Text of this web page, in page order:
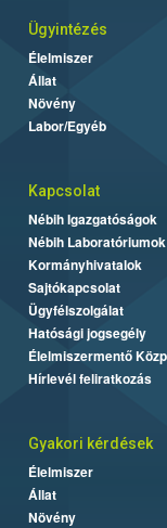
Ügyintézés
Élelmiszer
Állat
Növény
Labor/Egyéb
Kapcsolat
Nébih Igazgatóságok
Nébih Laboratóriumok
Kormányhivatalok
Sajtókapcsolat
Ügyfélszolgálat
Hatósági jogsegély
Élelmiszermentő
Hírlevél feliratkozás
Gyakori kérdések
Élelmiszer
Állat
Növény